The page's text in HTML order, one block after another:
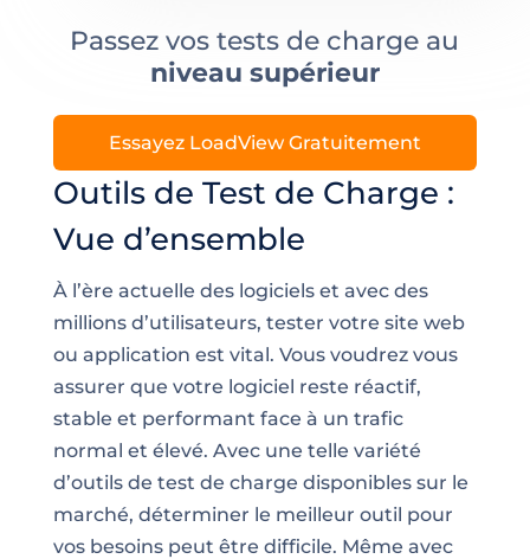
Outils de Test de Charge :
Vue d’ensemble
À l’ère actuelle des logiciels et avec des
millions d’utilisateurs, tester votre site web
ou application est vital. Vous voudrez vous
assurer que votre logiciel reste réactif,
stable et performant face à un trafic
normal et élevé. Avec une telle variété
d’outils de test de charge disponibles sur le
marché, déterminer le meilleur outil pour
vos besoins peut être difficile. Même avec
Passez vos tests de charge au
niveau supérieur
Essayez LoadView Gratuitement